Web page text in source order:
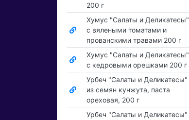
200 г
Хумус "Салаты и Деликатесы"
с вялеными томатами и
прованскими травами 200 г
Хумус "Салаты и Деликатесы"
с кедровыми орешками 200 г
Урбеч "Салаты и Деликатесы"
из семян кунжута, паста
ореховая, 200 г
Урбеч "Салаты и Деликатесы"